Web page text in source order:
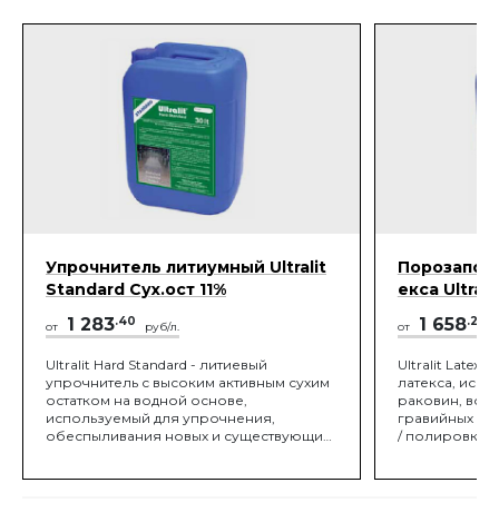
Упрочнитель литиумный Ultralit
Standard Сух.ост 11%
от 1 283.40 руб/л.
Ultralit Hard Standard - литиевый
упрочнитель с высоким активным сухим
остатком на водной основе,
используемый для упрочнения,
обеспыливания новых и существующих
екса
от 1 658.20
Ultralit Latex –
латекса,
раковин,
гравийных
/ полировки